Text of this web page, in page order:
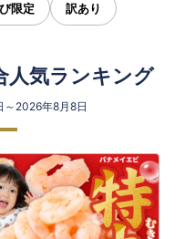
限定 訳あり
気ランキング
～2026年8月8日